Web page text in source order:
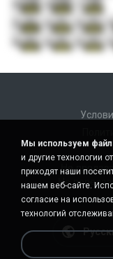
Не
Не
Мы используем
и другие технологии
приходят наши
нашем веб-сайте.
согласие на
технологий